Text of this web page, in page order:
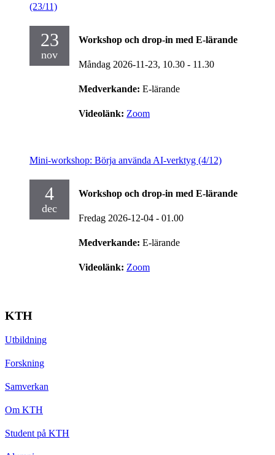
(23/11)
23
nov
Workshop och drop-in med E-lärande
Måndag 2026-11-23, 10.30 - 11.30
Medverkande: E-lärande
Videolänk: Zoom
Mini-workshop: Börja använda AI-verktyg (4/12)
4
dec
Workshop och drop-in med E-lärande
Fredag 2026-12-04 - 01.00
Medverkande: E-lärande
Videolänk: Zoom
KTH
Utbildning
Forskning
Samverkan
Om KTH
Student på KTH